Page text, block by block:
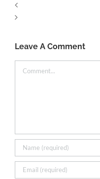
Leave A Comment
Comment